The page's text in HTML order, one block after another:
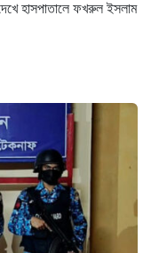
দেখে হাসপাতালে ফখরুল ইসলাম
মজুরীর দাবীতে বড়লেখায় চা
১৬৮ অভিবাসী উদ্ধার: